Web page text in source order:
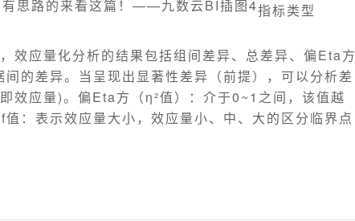
指标类型
，效应量化分析的结果包括组间差异、总差异、偏Eta方
的差异。当呈现出显著性差异（前提），可以分析差
效应量)。偏Eta方（η²值）：介于0~1之间，该值越
：表示效应量大小，效应量小、中、大的区分临界点